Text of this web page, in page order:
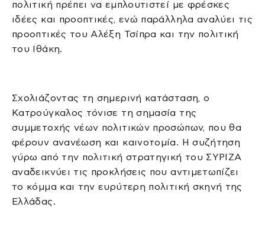
πολιτική πρέπει να εμπλουτιστεί με φρέσκες
ιδέες και προοπτικές, ενώ παράλληλα αναλύει τις
προοπτικές του Αλέξη Τσίπρα και την πολιτική
του Ιθάκη.
Σχολιάζοντας τη σημερινή κατάσταση, ο
Κατρούγκαλος τόνισε τη σημασία της
συμμετοχής νέων πολιτικών προσώπων, που θα
φέρουν ανανέωση και καινοτομία. Η συζήτηση
γύρω από την πολιτική στρατηγική του ΣΥΡΙΖΑ
αναδεικνύει τις προκλήσεις που αντιμετωπίζει
το κόμμα και την ευρύτερη πολιτική σκηνή της
Ελλάδας.